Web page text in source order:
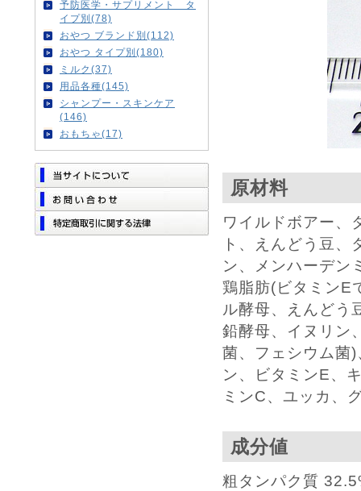
予防医学・サプリメント タ
イプ別(78)
おやつ ブランド別(112)
おやつ タイプ別(180)
ミルク(37)
用品各種(145)
シャンプー・スキンケア
(146)
おもちゃ(17)
原材料
ワイルドボアー、
ト、えんどう豆
ン、メンハーデン
鶏脂肪(ビタミンE
ル酵母、えんどう
鉛酵母、イヌリン
菌、フェシウム菌
ン、ビタミンE、
ミンC、ユッカ、
成分値
粗タンパク質